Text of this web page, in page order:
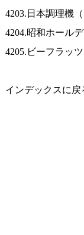
4203.日本調理機（
4204.昭和ホール
4205.ビーフラッ
インデックスに戻